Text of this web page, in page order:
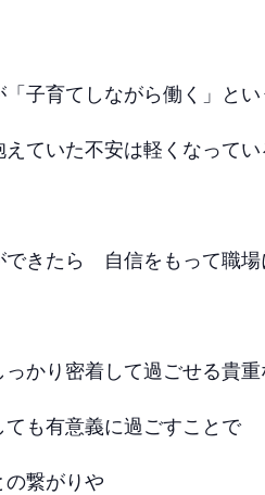
子育てしながら働く」と
ていた不安は軽くなってい
きたら 自信をもって職場
かり密着して過ごせる貴
ても有意義に過ごすことで
繋がりや